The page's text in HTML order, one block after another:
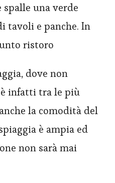
spalle una verde
tavoli e panche. In
ristoro
dove non
infatti tra le più
la comodità del
è ampia ed
non sarà mai